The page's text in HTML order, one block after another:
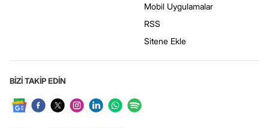
Mobil Uygulamalar
RSS
Sitene Ekle
BİZİ TAKİP EDİN